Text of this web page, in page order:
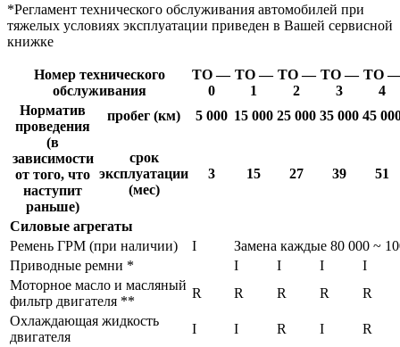
*Регламент технического обслуживания автомобилей при
тяжелых условиях эксплуатации приведен в Вашей сервисной
книжке
Номер технического
обслуживания
ТО —
0
ТО —
1
ТО —
2
ТО —
3
ТО
4
Норматив
проведения
(в
зависимости
от того, что
наступит
раньше)
пробег (км) 5 000 15 000 25 000 35 000 45
срок
эксплуатации
(мес)
3 15 27 39 51
Силовые агрегаты
Ремень ГРМ (при наличии)
I
Замена каждые 80 000 ~
Приводные ремни *
I I I
I
Моторное масло и масляный
фильтр двигателя **
R R R R
R
Охлаждающая жидкость
двигателя
I I R I
R